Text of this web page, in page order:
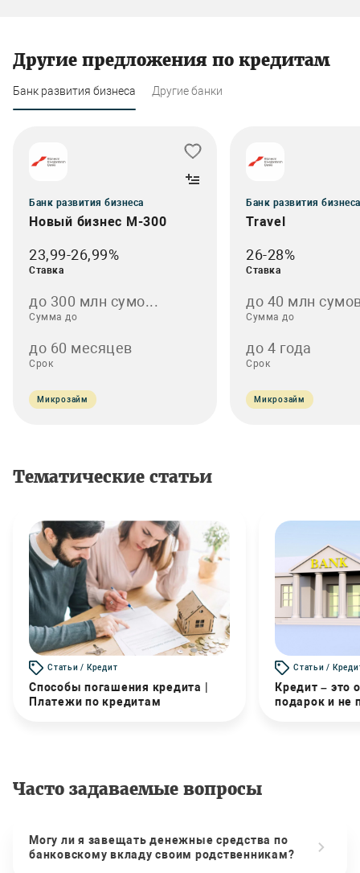
Другие предложения по кредитам
Банк развития бизнеса Другие банки
Банк развития бизнеса
Новый бизнес M-300
23,99-26,99%
Ставка
до 300 млн сумо...
Сумма до
до 60 месяцев
Срок
Микрозайм
Банк развития бизнеса
Travel
26-28%
Ставка
до 40 млн
Сумма до
до 4 года
Срок
Микрозайм
Тематические статьи
Статьи / Кредит
Способы погашения кредита |
Платежи по кредитам
Статьи /
Кредит – это
подарок и не
Часто задаваемые вопросы
Могу ли я завещать денежные средства по
банковскому вкладу своим родственникам?